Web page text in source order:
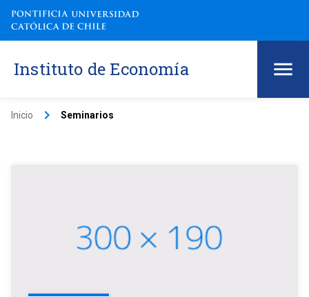
Instituto de Economía
Inicio keyboard_arrow_right Seminarios